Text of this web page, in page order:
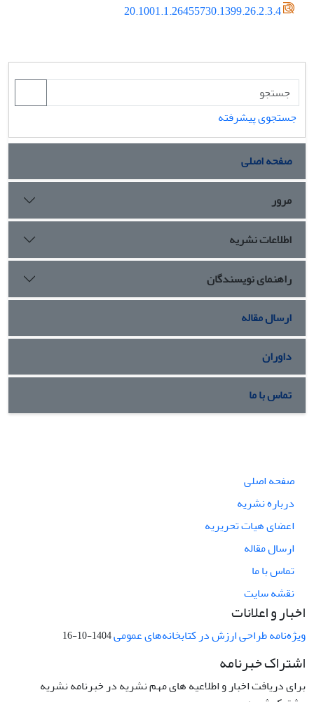
20.1001.1.26455730.1399.26.2.3.4
جستجوی پیشرفته
صفحه اصلی
مرور
اطلاعات نشریه
راهنمای نویسندگان
ارسال مقاله
داوران
تماس با ما
صفحه اصلی
درباره نشریه
اعضای هیات تحریریه
ارسال مقاله
تماس با ما
نقشه سایت
اخبار و اعلانات
ویژه‌نامه طراحی ارزش در کتابخانه‌های عمومی1404-10-16
اشتراک خبرنامه
برای دریافت اخبار و اطلاعیه های مهم نشریه در خبرنامه نشریه